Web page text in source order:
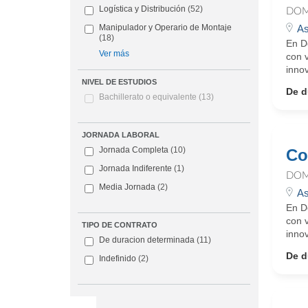
Logística y Distribución (52)
Manipulador y Operario de Montaje
(18)
Ver más
NIVEL DE ESTUDIOS
Bachillerato o equivalente (13)
JORNADA LABORAL
Jornada Completa (10)
Jornada Indiferente (1)
Media Jornada (2)
TIPO DE CONTRATO
De duracion determinada (11)
Indefinido (2)
En
con
De
En
con
De